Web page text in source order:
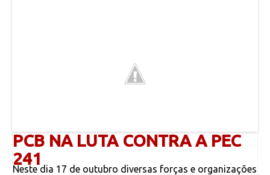
PCB NA LUTA CONTRA A PEC
241​
Neste dia 17 de outubro diversas forças e organizações